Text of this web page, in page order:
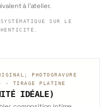
à l'atelier.
SUR LE
PHOTOGRAVURE
· TIRAGE PLATINE
IDÉALE)